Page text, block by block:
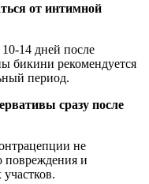
от интимной
14 дней после
бикини рекомендуется
период.
сразу после
не
повреждения и